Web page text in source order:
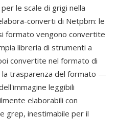
le scale di grigi nella
converti di Netpbm: le
formato vengono convertite
libreria di strumenti a
convertite nel formato di
la trasparenza del formato —
leggibili
elaborabili con
grep, inestimabile per il